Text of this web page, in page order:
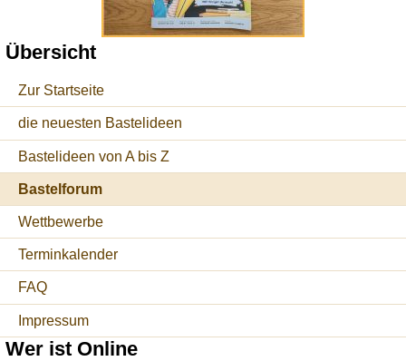
Übersicht
Zur Startseite
die neuesten Bastelideen
Bastelideen von A bis Z
Bastelforum
Wettbewerbe
Terminkalender
FAQ
Impressum
Wer ist Online